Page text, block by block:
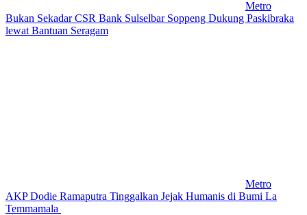
Metro
Bukan Sekadar CSR Bank Sulselbar Soppeng Dukung Paskibraka
lewat Bantuan Seragam
Metro
AKP Dodie Ramaputra Tinggalkan Jejak Humanis di Bumi La
Temmamala